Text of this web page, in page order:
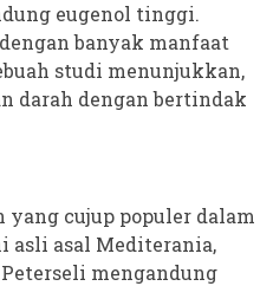
eugenol tinggi.
banyak manfaat
studi menunjukkan,
darah dengan bertindak
cujup populer dalam
asli asal Mediterania,
mengandung